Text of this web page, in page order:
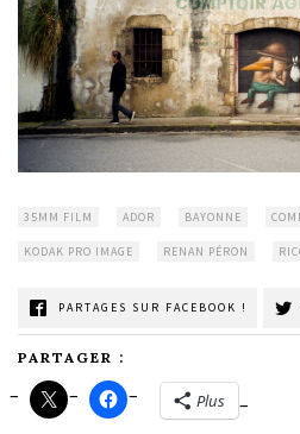
35MM FILM ADOR BAYONNE
KODAK PRO IMAGE RENAN PÉRON
PARTAGES SUR FACEBOOK !
PARTAGER :
Plus